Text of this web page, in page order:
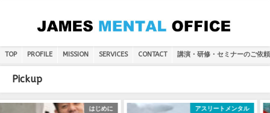
TOP PROFILE MISSION SERVICES CONTACT 講演・研修・セミナーのご依頼
Pickup
アスリートメンタル ビジネスメンタル